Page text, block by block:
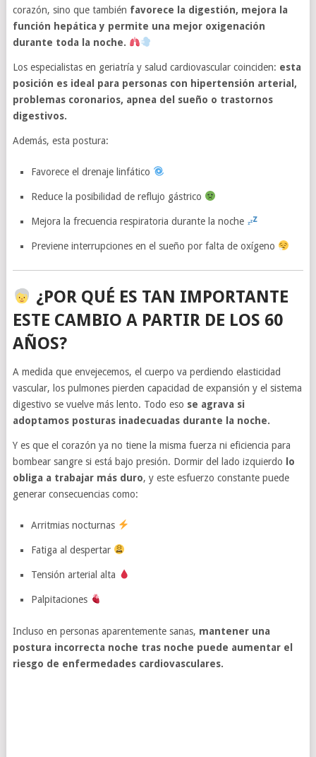
corazón, sino que también favorece la digestión, mejora la
función hepática y permite una mejor oxigenación
durante toda la noche.
Los especialistas en geriatría y salud cardiovascular coinciden: esta
posición es ideal para personas con hipertensión arterial,
problemas coronarios, apnea del sueño o trastornos
digestivos.
Además, esta postura:
Favorece el drenaje linfático
Reduce la posibilidad de reflujo gástrico
Mejora la frecuencia respiratoria durante la noche
Previene interrupciones en el sueño por falta de oxígeno
¿POR QUÉ ES TAN IMPORTANTE
ESTE CAMBIO A PARTIR DE LOS 60
AÑOS?
A medida que envejecemos, el cuerpo va perdiendo elasticidad
vascular, los pulmones pierden capacidad de expansión y el sistema
digestivo se vuelve más lento. Todo eso se agrava si
adoptamos posturas inadecuadas durante la noche.
Y es que el corazón ya no tiene la misma fuerza ni eficiencia para
bombear sangre si está bajo presión. Dormir del lado izquierdo
lo
obliga a trabajar más duro, y este esfuerzo constante puede
generar consecuencias como:
Arritmias nocturnas
Fatiga al despertar
Tensión arterial alta
Palpitaciones
Incluso en personas aparentemente sanas, mantener una
postura incorrecta noche tras noche puede aumentar el
riesgo de enfermedades cardiovasculares.